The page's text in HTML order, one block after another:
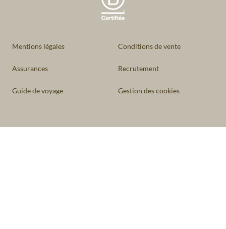
Mentions légales Conditions de vente
Assurances Recrutement
Guide de voyage Gestion des cookies